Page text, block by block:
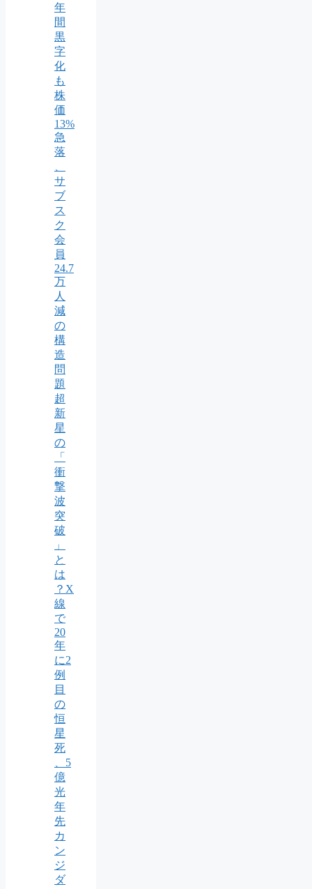
年
間
黒
字
化
も
株
価
13%
急
落
サ
ブ
ス
ク
会
員
24.7
万
人
減
の
構
造
問
題
超
新
星
の
「
衝
撃
波
突
破
」
と
は
？X
線
で
20
年
に2
例
目
の
恒
星
死
、5
億
光
年
先
カ
ン
ジ
ダ